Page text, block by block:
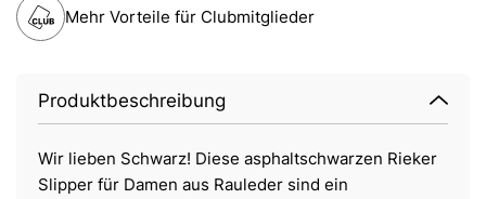
Mehr Vorteile für Clubmitglieder
Produktbeschreibung
Wir lieben Schwarz! Diese asphaltschwarzen Rieker
Slipper für Damen aus Rauleder sind ein